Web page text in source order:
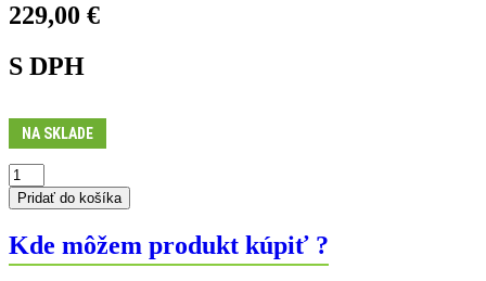
229,00 €
S DPH
NA SKLADE
množstvo
Cyklopočítač
C706
Pridať do košíka
Kde môžem produkt kúpiť ?